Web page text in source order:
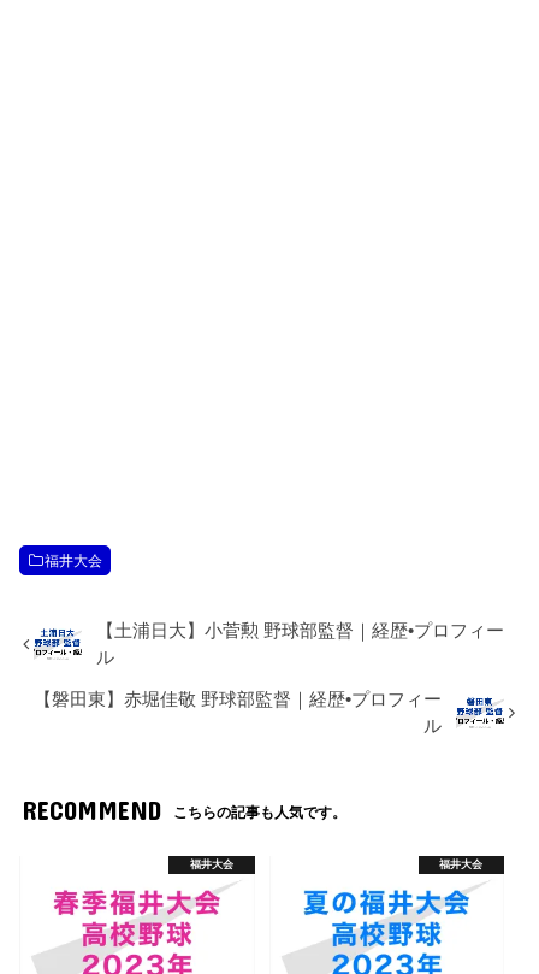
福井大会
【土浦日大】小菅勲 野球部監督｜経歴•プロフィー
ル
【磐田東】赤堀佳敬 野球部監督｜経歴•プロフィー
ル
RECOMMEND こちらの記事も人気です。
福井大会 福井大会